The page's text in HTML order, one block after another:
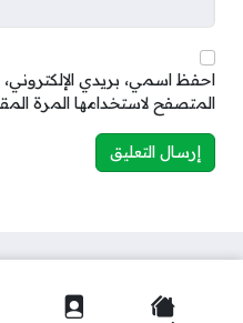
احفظ اسمي، بريدي الإلكتروني،
المتصفح لاستخدامها المرة